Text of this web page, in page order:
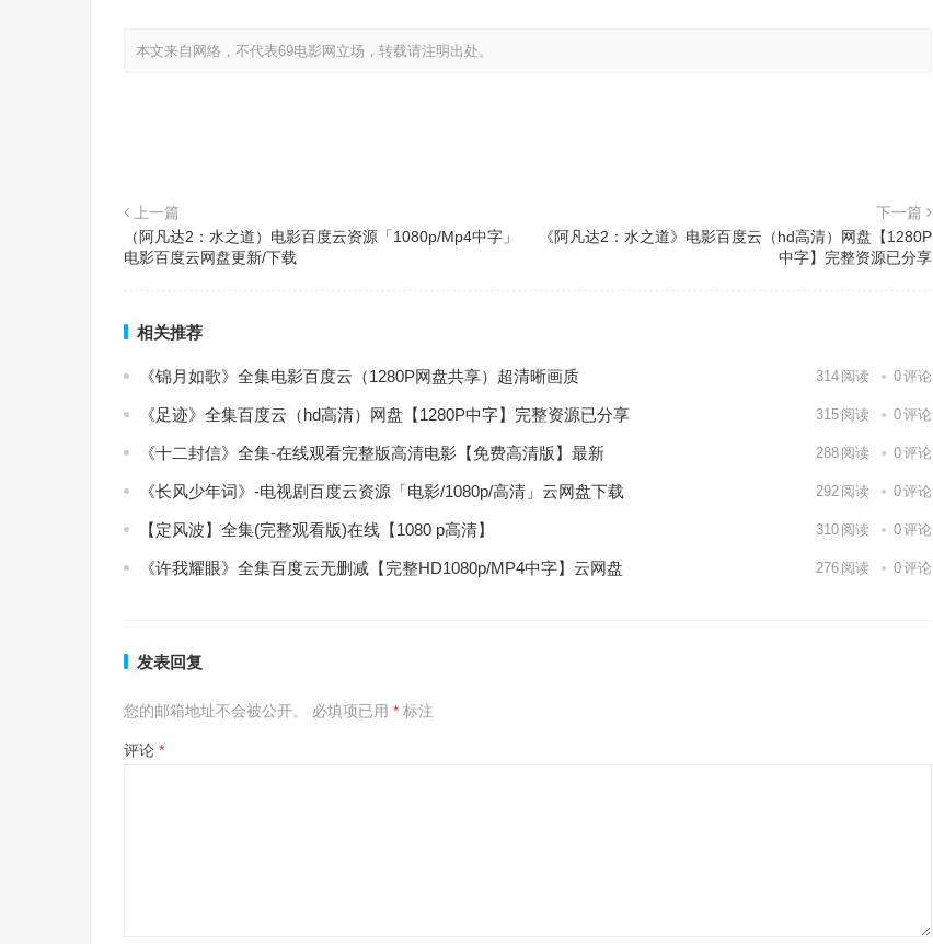
本文来自网络，不代表69电影网立场，转载请注明出处。
上一篇
（阿凡达2：水之道）电影百度云资源「1080p/Mp4中字」
电影百度云网盘更新/下载
下一篇
《阿凡达2：水之道》电影百度云（hd高清）网盘【1280P
中字】完整资源已分享
相关推荐
《锦月如歌》全集电影百度云（1280P网盘共享）超清晰画质 314 阅读 0评论
《足迹》全集百度云（hd高清）网盘【1280P中字】完整资源已分享 315 阅读 0评论
《十二封信》全集-在线观看完整版高清电影【免费高清版】最新 288 阅读 0评论
《长风少年词》-电视剧百度云资源「电影/1080p/高清」云网盘下载 292 阅读 0评论
【定风波】全集(完整观看版)在线【1080 p高清】 310 阅读 0评论
《许我耀眼》全集百度云无删减【完整HD1080p/MP4中字】云网盘 276 阅读 0评论
发表回复
您的邮箱地址不会被公开。 必填项已用 * 标注
评论 *